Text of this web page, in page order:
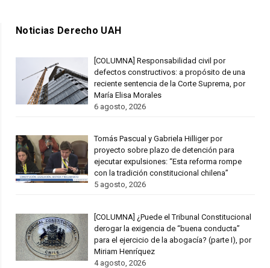
Noticias Derecho UAH
[COLUMNA] Responsabilidad civil por
defectos constructivos: a propósito de una
reciente sentencia de la Corte Suprema, por
María Elisa Morales
6 agosto, 2026
Tomás Pascual y Gabriela Hilliger por
proyecto sobre plazo de detención para
ejecutar expulsiones: “Esta reforma rompe
con la tradición constitucional chilena”
5 agosto, 2026
[COLUMNA] ¿Puede el Tribunal Constitucional
derogar la exigencia de “buena conducta”
para el ejercicio de la abogacía? (parte I), por
Miriam Henríquez
4 agosto, 2026